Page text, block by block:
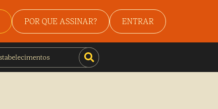
POR QUE ASSINAR? ENTRAR